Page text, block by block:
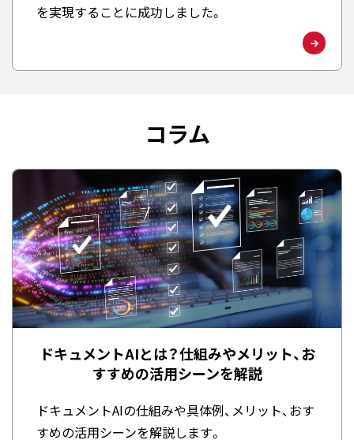
を実現することに成功しました。
コラム
ドキュメントAIとは？仕組みやメリット、お
すすめの活用シーンを解説
ドキュメントAIの仕組みや具体例、メリット、おす
すめの活用シーンを解説します。